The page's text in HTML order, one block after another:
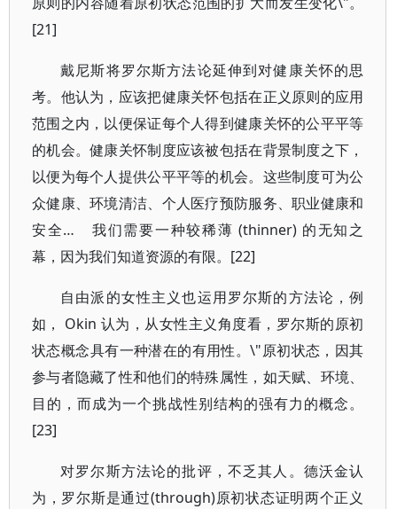
[21]
戴尼斯将罗尔斯方法论延伸到对健康关怀的思
考。他认为，应该把健康关怀包括在正义原则的应用
范围之内，以便保证每个人得到健康关怀的公平平等
的机会。健康关怀制度应该被包括在背景制度之下，
以便为每个人提供公平平等的机会。这些制度可为公
众健康、环境清洁、个人医疗预防服务、职业健康和
安全… 我们需要一种较稀薄 (thinner) 的无知之
幕，因为我们知道资源的有限。[22]
自由派的女性主义也运用罗尔斯的方法论，例
如， Okin 认为，从女性主义角度看，罗尔斯的原初
状态概念具有一种潜在的有用性。\"原初状态，因其
参与者隐藏了性和他们的特殊属性，如天赋、环境、
目的，而成为一个挑战性别结构的强有力的概念。
[23]
对罗尔斯方法论的批评，不乏其人。德沃金认
为，罗尔斯是通过(through)原初状态证明两个正义